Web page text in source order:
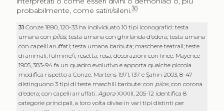
probabilmente, come satiri/sileni.30
31Conze 1890, 120-33 ha individuato 10 tipi iconografici: testa
umana con pilos; testa umana con ghirlanda d’edera; testa umana
con capelli aruffati; testa umana barbuta; maschere teatrali; teste
di animali; fulmine/i; rosetta; rosa; decorazioni con linee. Mayence
1905, 383-94 fa un quadro evolutivo e apporta qualche piccola
modifica rispetto a Conze. Martens 1971, 137 e Şahin 2003, 8-47
distinguono 3 tipi di teste maschili barbute: con pilos, con corona
d’edera; con capelli arruffati. Agora XXXIII, 205-12 identifica 8
categorie principali, a loro volta divise in vari tipi distinti per